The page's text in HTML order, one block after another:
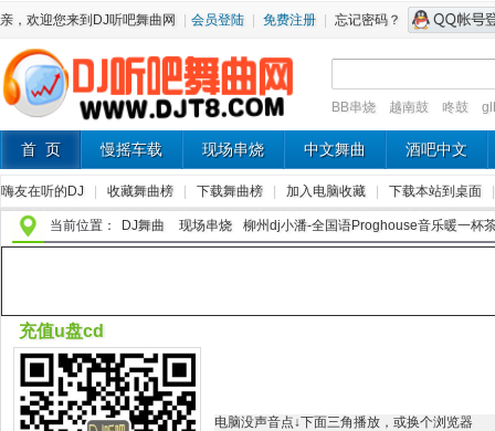
亲，欢迎您来到DJ听吧舞曲网 会员登陆 免费注册 忘记密码？
BB串烧 越南鼓 咚鼓
首 页 慢摇车载 现场串烧 中文舞曲 酒吧中文
嗨友在听的DJ 收藏舞曲榜 下载舞曲榜 加入电脑收藏 下载本站到桌面
当前位置： DJ舞曲 现场串烧 柳州dj小潘-全国语Proghouse音乐暖一杯
电脑没声音点↓下面三角播放，或换个浏览器
充值u盘cd